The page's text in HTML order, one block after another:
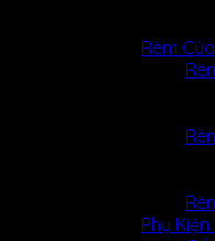
Rèm Cửa
Phụ